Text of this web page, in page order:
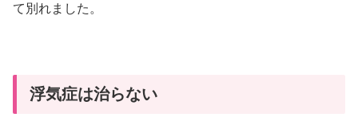
て別れました。
浮気症は治らない